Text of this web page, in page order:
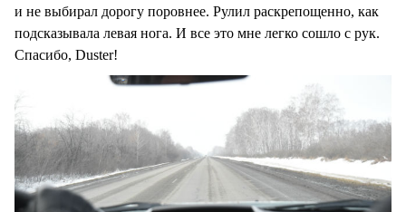
и не выбирал дорогу поровнее. Рулил раскрепощенно, как
подсказывала левая нога. И все это мне легко сошло с рук.
Спасибо, Duster!